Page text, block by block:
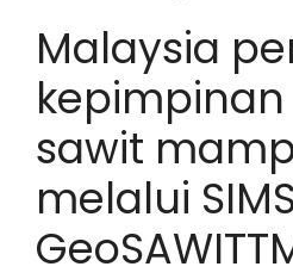
Malaysia
sawit
melalui